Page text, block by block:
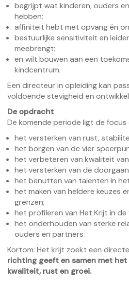
begrijpt wat kinderen, ouders
hebben;
affiniteit hebt met opvang én
bestuurlijke sensitiviteit en
meebrengt;
en wilt bouwen aan een
kindcentrum.
Een directeur in opleiding kan
voldoende stevigheid en
De opdracht
De komende periode ligt de focus
het versterken van rust,
het borgen van de vier
het verbeteren van kwaliteit
het versterken van de
het benutten van talenten in
het maken van heldere keuzes
grenzen;
het profileren van Het Krijt in de
het onderhouden van sterke
ouders en partners.
Kortom: Het krijt zoekt een
richting geeft en samen met
kwaliteit, rust en groei.